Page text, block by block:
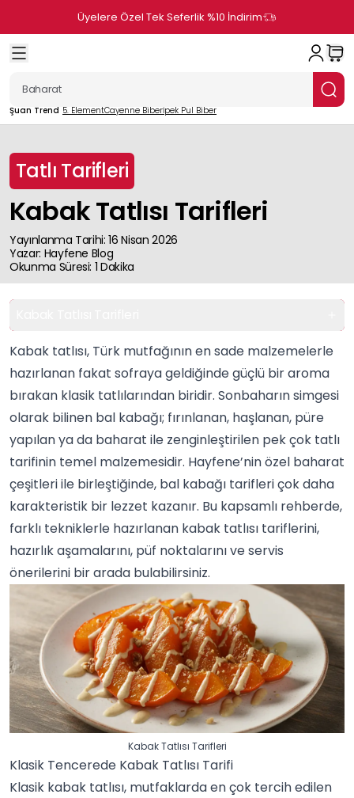
Üyelere Özel Tek Seferlik %10 İndirim
Şuan Trend 5. ElementCayenne Biberİpek Pul Biber
Tatlı Tarifleri
Kabak Tatlısı Tarifleri
Yayınlanma Tarihi: 16 Nisan 2026
Yazar: Hayfene Blog
Okunma Süresi: 1 Dakika
Kabak tatlısı, Türk mutfağının en sade malzemelerle
hazırlanan fakat sofraya geldiğinde güçlü bir aroma
bırakan klasik tatlılarından biridir. Sonbaharın simgesi
olarak bilinen bal kabağı; fırınlanan, haşlanan, püre
yapılan ya da baharat ile zenginleştirilen pek çok tatlı
tarifinin temel malzemesidir. Hayfene’nin özel baharat
çeşitleri ile birleştiğinde, bal kabağı tarifleri çok daha
karakteristik bir lezzet kazanır. Bu kapsamlı rehberde,
farklı tekniklerle hazırlanan kabak tatlısı tariflerini,
hazırlık aşamalarını, püf noktalarını ve servis
önerilerini bir arada bulabilirsiniz.
Kabak Tatlısı Tarifleri
Klasik Tencerede Kabak Tatlısı Tarifi
Klasik kabak tatlısı, mutfaklarda en çok tercih edilen